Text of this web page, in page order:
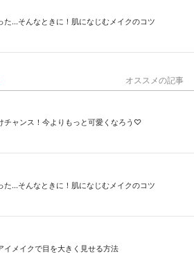
た...そんなときに！肌になじむメイクのコツ
オススメの記事
チャンス！今よりもっと可愛くなろう♡
た...そんなときに！肌になじむメイクのコツ
イメイクで目を大きく見せる方法